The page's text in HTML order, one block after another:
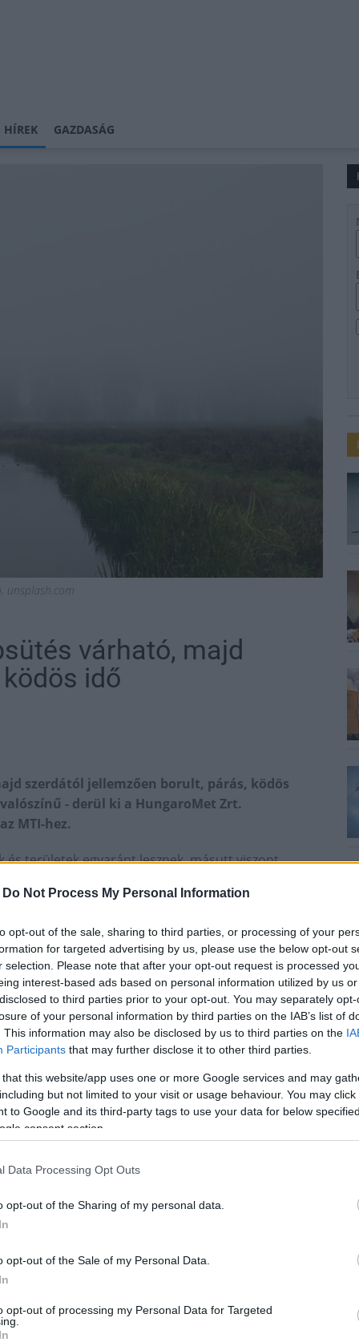
Do Not Process My Personal Information
opt-out of the sale, sharing to third parties, or processing of your
for targeted advertising by us, please use the below opt-out
selection. Please note that after your opt-out request is processed
interest-based ads based on personal information utilized by us
to third parties prior to your opt-out. You may separately
of your personal information by third parties on the IAB’s list of
This information may also be disclosed by us to third parties on the
Participants that may further disclose it to other third parties.
that this website/app uses one or more Google services and may
but not limited to your visit or usage behaviour. You may
to Google and its third-party tags to use your data for below
consent section.
Data Processing Opt Outs
opt-out of the Sharing of my personal data.
opt-out of the Sale of my Personal Data.
opt-out of processing my Personal Data for Targeted
HÍREK GAZDASÁG
unsplash.com
várható, majd
idő
szerdától jellemzően borult, párás, ködös
- derül ki a HungaroMet Zrt.
MTI-hez.
területek egyaránt lesznek, másutt viszont
valószínű. Az északi, északkeleti szelet többfelé
0 és plusz 5 fok között várható.
napközben derült, napos idő várható csapadék
megvastagszik a fátyolfelhőzet. A légmozgás
mínusz 8 és mínusz 4 fok között alakul, a
értékeket is mérhetnek. Kora délutánra mínusz 1
felhőzet, így általában erősen felhős vagy borult
nagyobb szakadozások a felhőzetben
kisebb havazás, amelyet nyugaton havas eső,
marad, azonban az Észak-Dunántúlon időnként
A minimum általában mínusz 7 és mínusz 2 fok
pár fokkal alacsonyabb értékeket is
hőmérséklet valószínű.
pedig általában erősen felhős vagy
csak jelentéktelen szitálás, hószállingózás
A minimum-hőmérséklet többnyire mínusz 5
helyeken lesz a leghidegebb, de
A csúcsérték 0 és 6 fok között változik, a
de kisebb eséllyel előfordulhatnak derült,
marad a légmozgás is. A minimum-hőmérséklet